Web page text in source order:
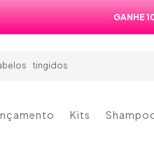
GANHE
tingidos
lisos
ondulados
tingidos
Kits